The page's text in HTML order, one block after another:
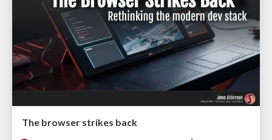
The browser strikes back